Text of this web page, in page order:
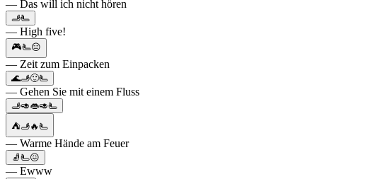
— Das will ich nicht hören
🫸🫷
— High five!
🎮🫷😑
— Zeit zum Einpacken
🌊🫸🙂🫷
— Gehen Sie mit einem Fluss
🫸🥑👄🥑🫷
⛺🫸🔥🫷
— Warme Hände am Feuer
🧦🫷😖
— Ewww